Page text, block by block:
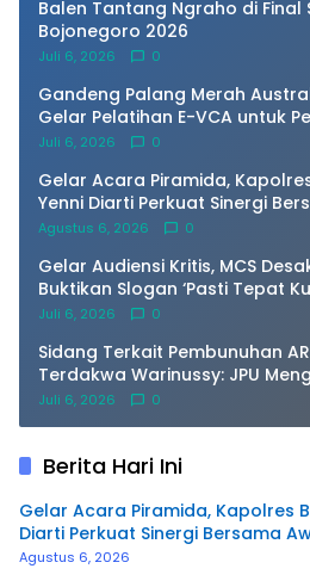
Balen Tantang Ngraho di Final
Bojonegoro 2026
Juli 6, 2026 0
Gandeng Palang Merah
Gelar Pelatihan E-VCA untuk
Bengawan Solo
Juli 6, 2026 0
Gelar Acara Piramida,
Yenni Diarti Perkuat Sinergi
Agustus 6, 2026 0
Gelar Audiensi Kritis, MCS
Buktikan Slogan ‘Pasti Tepat
Juli 6, 2026 0
Sidang Terkait Pembunuhan
Terdakwa Warinussy: JPU
dr.Jimmy, Patologi Forensik
Juli 6, 2026 0
Berita Hari Ini
Gelar Acara Piramida, Kapolres
Diarti Perkuat Sinergi Bersama
Agustus 6, 2026